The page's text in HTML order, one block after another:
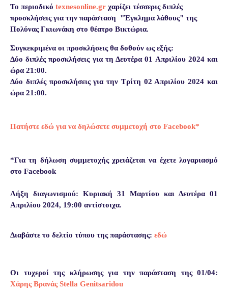
Το περιοδικό texnesonline.gr χαρίζει τέσσερις διπλές
προσκλήσεις για την παράσταση
"Έγκλημα λάθους" της
Πολύνας Γκιωνάκη στο θέατρο Βικτώρια.
Συγκεκριμένα οι προσκλήσεις θα δοθούν ως εξής:
Δύο διπλές προσκλήσεις για τη Δευτέρα 01 Απριλίου 2024 και
ώρα 21:00.
Δύο διπλές προσκλήσεις για την Τρίτη 02 Απριλίου 2024 και
ώρα21:00.
Πατήστε εδώ για να δηλώσετε συμμετοχή στο Facebook*
*Για τη δήλωση συμμετοχής χρειάζεται να έχετε λογαριασμό
στο Facebook
Λήξη διαγωνισμού: Κυριακή 31 Μαρτίου και Δευτέρα 01
Απριλίου 2024, 19:00 αντίστοιχα.
Διαβάστε το δελτίο τύπου της παράστασης: εδώ
Οι τυχεροί της κλήρωσης για την παράσταση της 01/04:
Χάρης Βρανάς Stella Genitsaridou